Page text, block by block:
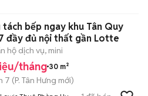
tách bếp ngay khu Tân Quy
đầy đủ nội thất gần Lotte
hộ dịch vụ, mini
tháng 30 m²
7 (P. Tân Hưng mới)